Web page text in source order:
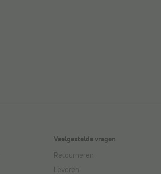
Veelgestelde vragen
Retourneren
Leveren